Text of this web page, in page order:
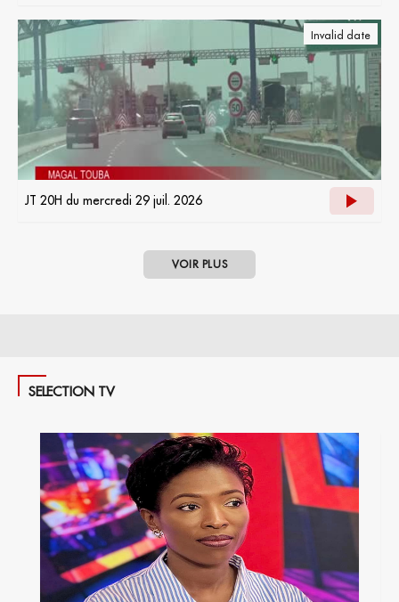
Invalid date
JT 20H du mercredi 29 juil. 2026
VOIR PLUS
SELECTION TV